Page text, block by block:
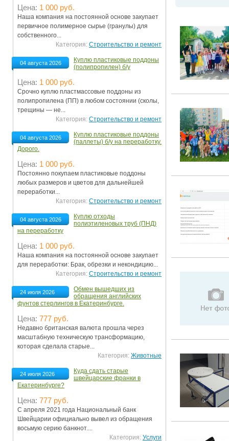
Ограничения движения транспорта на майские
Электронные транспортные карты
Цена: 1 000 руб.
Наша компания на постоянной основе закупает
первичное полимерное сырье (гранулы) для
собственного...
Категория: Строительство и ремонт
04 августа 2026
Куплю пластиковые поддоны
(полипропилен) б/у
Цена: 1 000 руб.
Срочно куплю пластмассовые поддоны из
полипропилена (ПП) в любом состоянии (сколы,
трещины — не...
Категория: Строительство и ремонт
04 августа 2026
Куплю пластиковые поддоны
(паллеты) б/у на переработку.
Дорого.
Цена: 1 000 руб.
Постоянно покупаем пластиковые поддоны
любых размеров и цветов для дальнейшей
переработки...
Категория: Строительство и ремонт
04 августа 2026
Куплю отходы
полиэтиленовых труб (ПНД)
на переработку
Цена: 1 000 руб.
Наша компания на постоянной основе закупает
для переработки: Брак, обрезки и некондицию...
Категория: Строительство и ремонт
24 июля 2026
Обмен вышедших из
обращения английских
фунтов стерлингов в Екатеринбурге.
Цена: 777 руб.
Недавно британская валюта прошла через
масштабную техническую трансформацию,
которая сделала старые...
Категория: Животные
24 июля 2026
Куда сдать старые
швейцарские франки в
Екатеринбурге?
Цена: 777 руб.
С апреля 2021 года Национальный банк
Швейцарии официально вывел из обращения
восьмую серию банкнот....
Категория: Услуги